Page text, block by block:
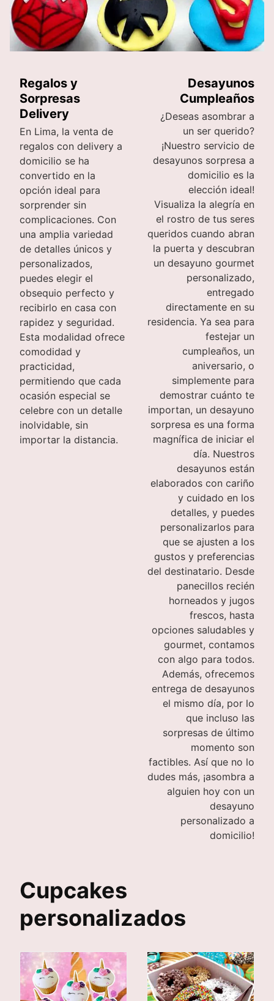
Regalos y
Sorpresas
Delivery
En Lima, la venta de
regalos con delivery a
domicilio se ha
convertido en la
opción ideal para
sorprender sin
complicaciones. Con
una amplia variedad
de detalles únicos y
personalizados,
puedes elegir el
obsequio perfecto y
recibirlo en casa con
rapidez y seguridad.
Esta modalidad ofrece
comodidad y
practicidad,
permitiendo que cada
ocasión especial se
celebre con un detalle
inolvidable, sin
importar la distancia.
Desayunos
Cumpleaños
¿Deseas asombrar a
un ser querido?
¡Nuestro servicio de
desayunos sorpresa a
domicilio es la
elección ideal!
Visualiza la alegría en
el rostro de tus seres
queridos cuando abran
la puerta y descubran
un desayuno gourmet
personalizado,
entregado
directamente en su
residencia. Ya sea para
festejar un
cumpleaños, un
aniversario, o
simplemente para
demostrar cuánto te
importan, un desayuno
sorpresa es una forma
magnífica de iniciar el
día. Nuestros
desayunos están
elaborados con cariño
y cuidado en los
detalles, y puedes
personalizarlos para
que se ajusten a los
gustos y preferencias
del destinatario. Desde
panecillos recién
horneados y jugos
frescos, hasta
opciones saludables y
gourmet, contamos
con algo para todos.
Además, ofrecemos
entrega de desayunos
el mismo día, por lo
que incluso las
sorpresas de último
momento son
factibles. Así que no lo
dudes más, ¡asombra a
alguien hoy con un
desayuno
personalizado a
domicilio!
Cupcakes
personalizados